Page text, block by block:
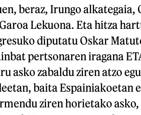
beraz, Irungo alkategaia,
Lekuona. Eta hitza
diputatu Oskar
pertsonaren iragana
asko zabaldu ziren atzo
baita Espainiakoetan
ziren horietako